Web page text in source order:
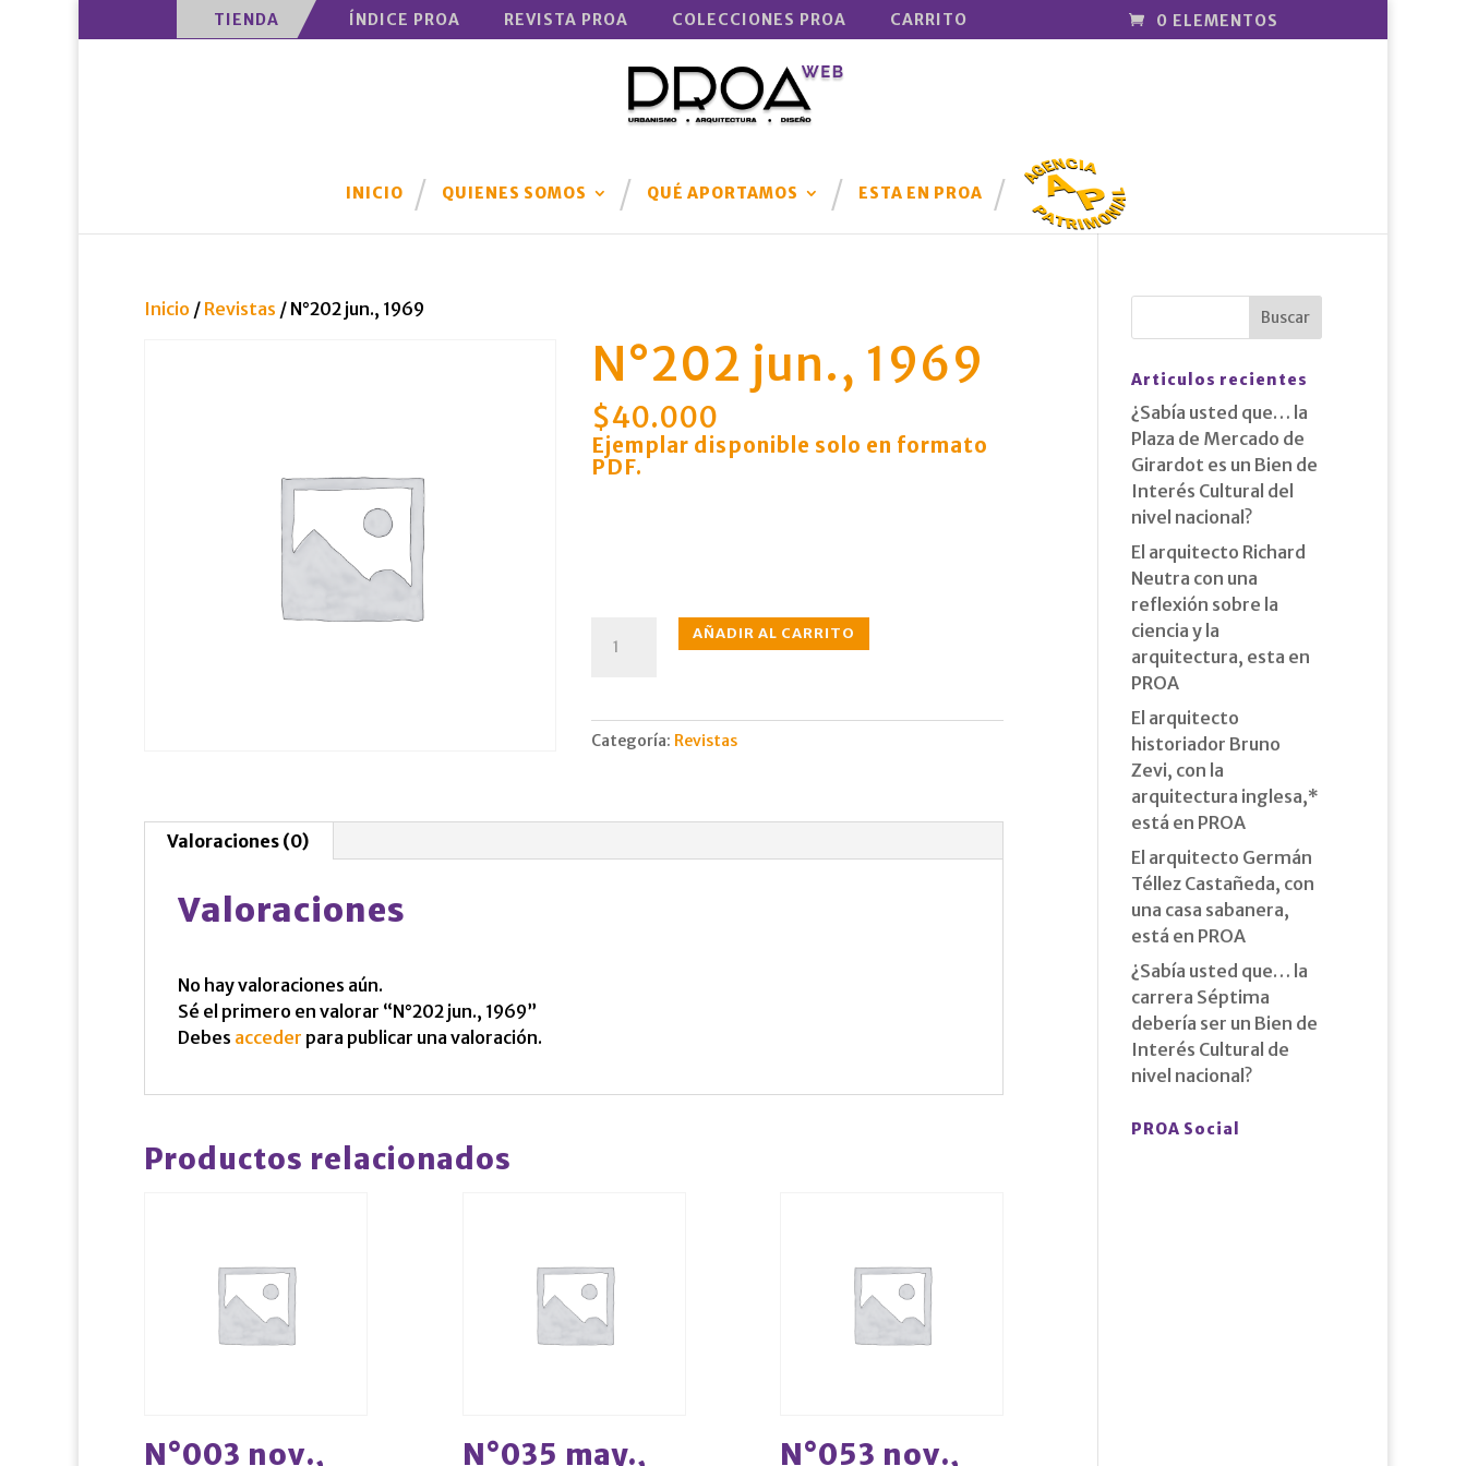
TIENDA ÍNDICE PROA REVISTA PROA COLECCIONES PROA CARRITO 0 ELEMENTOS
INICIO QUIENES SOMOS QUÉ APORTAMOS ESTA EN PROA
AGENCIA
PATRIMONI
AL
Inicio / Revistas / N°202 jun., 1969
N°202 jun., 1969
$40.000
Ejemplar disponible solo en formato
PDF.
jun.,
AÑADIR AL CARRITO
Categoría: Revistas
Valoraciones (0)
Valoraciones
No hay valoraciones aún.
Sé el primero en valorar “N°202 jun., 1969”
Debes acceder para publicar una valoración.
Productos relacionados
N°003 nov., N°035 may., N°053 nov.,
Articulos recientes
¿Sabía usted que… la
Plaza de Mercado de
Girardot es un Bien de
Interés Cultural del
nivel nacional?
El arquitecto Richard
Neutra con una
reflexión sobre la
ciencia y la
arquitectura, esta en
PROA
El arquitecto
historiador Bruno
Zevi, con la
arquitectura inglesa,*
está en PROA
El arquitecto Germán
Téllez Castañeda, con
una casa sabanera,
está en PROA
¿Sabía usted que… la
carrera Séptima
debería ser un Bien de
Interés Cultural de
nivel nacional?
PROA Social